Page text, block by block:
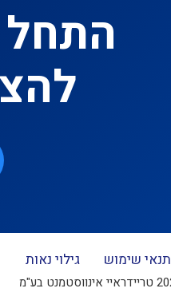
תנאי שימוש גילוי נאות